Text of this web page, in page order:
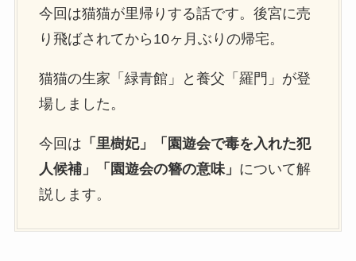
今回は猫猫が里帰りする話です。後宮に売
り飛ばされてから10ヶ月ぶりの帰宅。
猫猫の生家「緑青館」と養父「羅門」が登
場しました。
今回は 「里樹妃」「園遊会で毒を入れた犯
人候補」「園遊会の簪の意味」 について解
説します。